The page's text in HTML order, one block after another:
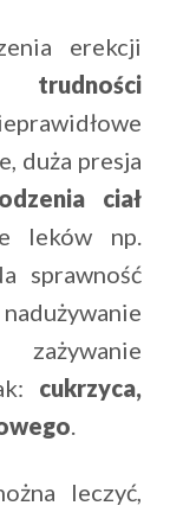
erekcji
trudności
duża presja
ciał
leków np.
sprawność
cukrzyca,
.
leczyć,